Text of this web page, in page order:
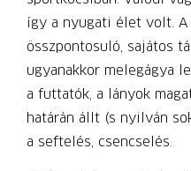
így a nyugati élet volt. A
összpontosuló, sajátos
ugyanakkor melegágya
a futtatók, a lányok
határán állt (s nyilván
a seftelés, csencselés.